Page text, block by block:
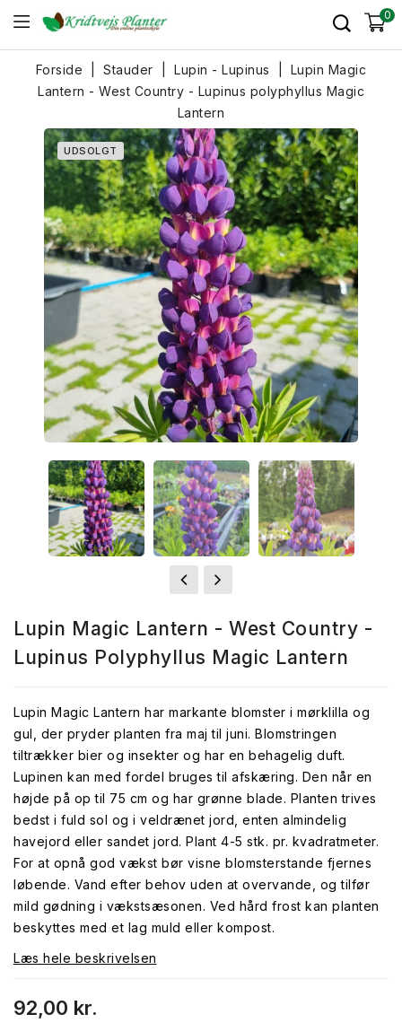
0
Forside Stauder Lupin - Lupinus
Lupin Magic
Lantern - West Country - Lupinus polyphyllus Magic
Lantern
UDSOLGT
Lupin Magic Lantern - West Country -
Lupinus Polyphyllus Magic Lantern
Lupin Magic Lantern har markante blomster i mørklilla og
gul, der pryder planten fra maj til juni. Blomstringen
tiltrækker bier og insekter og har en behagelig duft.
Lupinen kan med fordel bruges til afskæring. Den når en
højde på op til 75 cm og har grønne blade. Planten trives
bedst i fuld sol og i veldrænet jord, enten almindelig
havejord eller sandet jord. Plant 4-5 stk. pr. kvadratmeter.
For at opnå god vækst bør visne blomsterstande fjernes
løbende. Vand efter behov uden at overvande, og tilfør
mild gødning i vækstsæsonen. Ved hård frost kan planten
beskyttes med et lag muld eller kompost.
Læs hele beskrivelsen
92,00 kr.